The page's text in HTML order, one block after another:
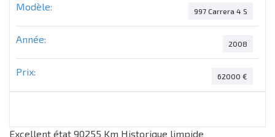
Modèle: 997 Carrera 4 S
Année: 2008
Prix: 62000 €
Excellent état 90255 Km Historique limpide